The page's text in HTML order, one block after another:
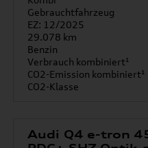
Gebrauchtfahrzeug
EZ: 12/2025
29.078 km
Benzin
Verbrauch kombiniert¹
CO2-Emission kombiniert¹
CO2-Klasse
Audi Q4 e-tron